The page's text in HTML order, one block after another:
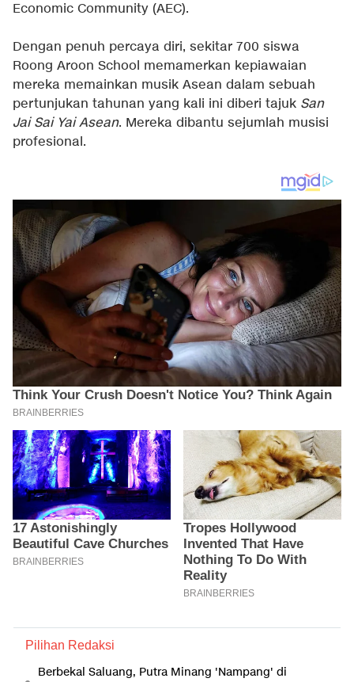
Economic Community (AEC).
Dengan penuh percaya diri, sekitar 700 siswa
Roong Aroon School memamerkan kepiawaian
mereka memainkan musik Asean dalam sebuah
pertunjukan tahunan yang kali ini diberi tajuk San
Jai Sai Yai Asean. Mereka dibantu sejumlah musisi
profesional.
Pilihan Redaksi
Berbekal Saluang, Putra Minang 'Nampang' di